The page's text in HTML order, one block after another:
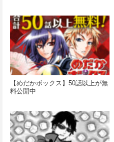
【めだかボックス】50話以上が無
料公開中